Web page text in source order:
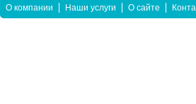
О компании Наши услуги О сайте